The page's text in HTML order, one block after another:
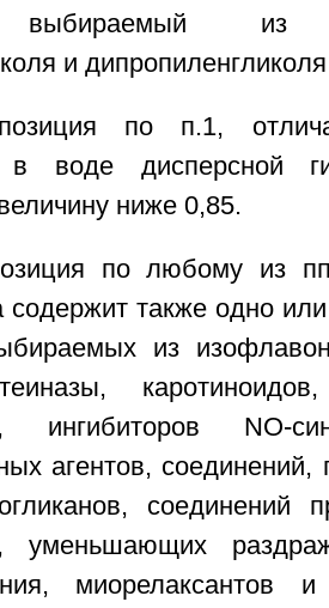
выбираемый из
и
по п.1,
в воде дисперсной
ниже 0,85.
по любому из
содержит также одно
из
ингибиторов NO-
агентов,
соединений
уменьшающих
миорелаксантов